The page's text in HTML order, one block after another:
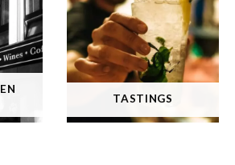
TASTINGS